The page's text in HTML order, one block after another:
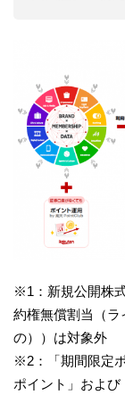
※1：新規公開株
約権無償割当（ラ
の））は対象外
※2：「期間限定
ポイント」およ